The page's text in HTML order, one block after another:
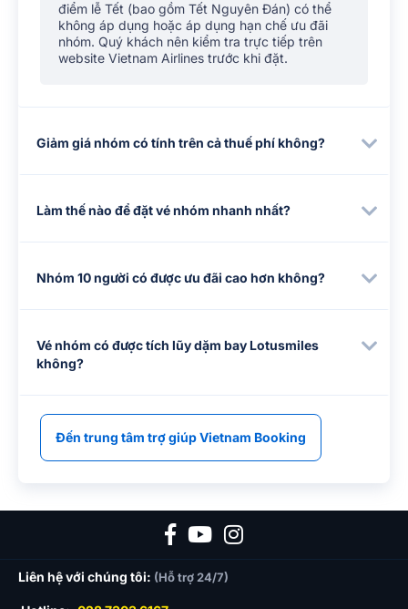
điểm lễ Tết (bao gồm Tết Nguyên Đán) có thể
không áp dụng hoặc áp dụng hạn chế ưu đãi
nhóm. Quý khách nên kiểm tra trực tiếp trên
website Vietnam Airlines trước khi đặt.
Giảm giá nhóm có tính trên cả thuế phí không?
Làm thế nào để đặt vé nhóm nhanh nhất?
Nhóm 10 người có được ưu đãi cao hơn không?
Vé nhóm có được tích lũy dặm bay Lotusmiles
không?
Đến trung tâm trợ giúp Vietnam Booking
Liên hệ với chúng tôi: (Hỗ trợ 24/7)